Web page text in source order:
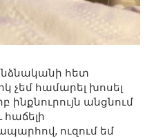
հետ
չեմ համարել խոսել
ինքնուրույն անցնում
հաճելի
ուզում եմ